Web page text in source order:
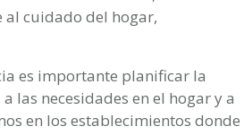
al cuidado del hogar,
es importante planificar la
las necesidades en el hogar y a
en los establecimientos donde